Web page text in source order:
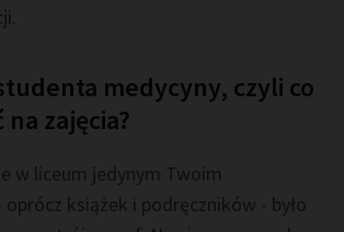
medycyny, czyli co
zajęcia?
w liceum jedynym Twoim
książek i podręczników - było